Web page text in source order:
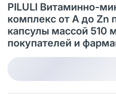
PILULI Витаминно-
комплекс от А до Zn
капсулы массой 510
покупателей и